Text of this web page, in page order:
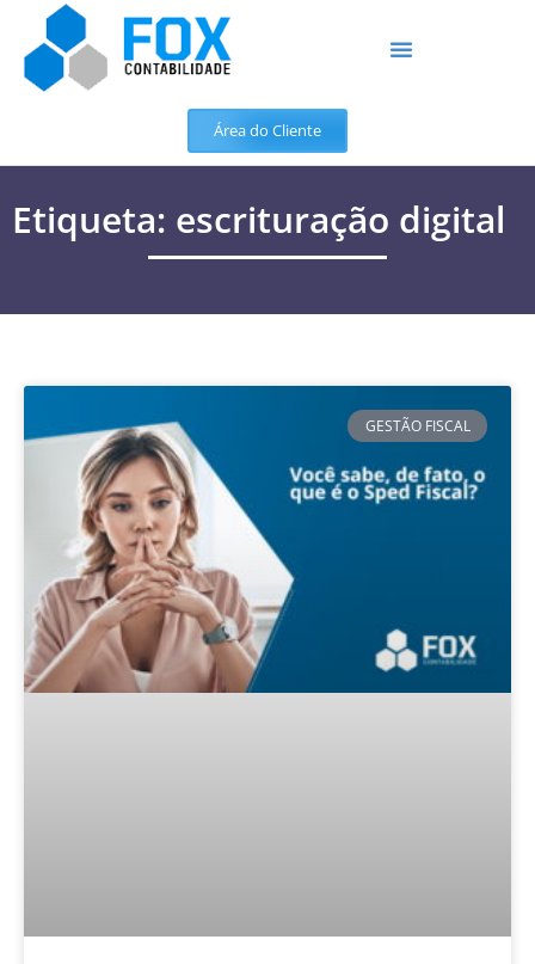
Área do Cliente
Etiqueta: escrituração digital
GESTÃO FISCAL